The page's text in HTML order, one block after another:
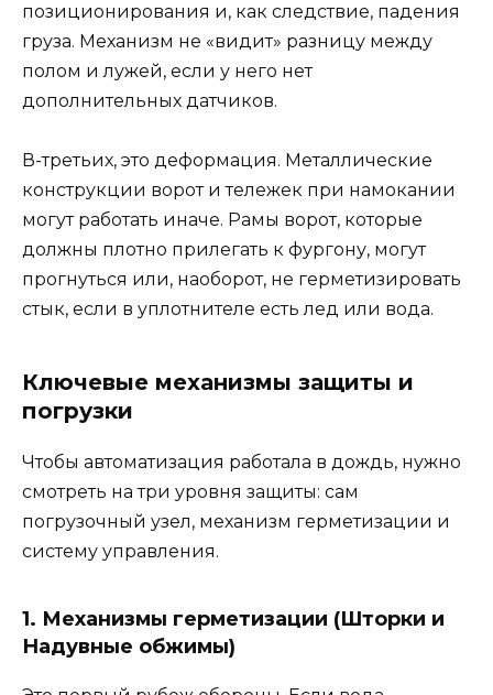
позиционирования и, как следствие, падения
груза. Механизм не «видит» разницу между
полом и лужей, если у него нет
дополнительных датчиков.
В-третьих, это деформация. Металлические
конструкции ворот и тележек при намокании
могут работать иначе. Рамы ворот, которые
должны плотно прилегать к фургону, могут
прогнуться или, наоборот, не герметизировать
стык, если в уплотнителе есть лед или вода.
Ключевые механизмы защиты и
погрузки
Чтобы автоматизация работала в дождь, нужно
смотреть на три уровня защиты: сам
погрузочный узел, механизм герметизации и
систему управления.
1. Механизмы герметизации (Шторки и
Надувные обжимы)